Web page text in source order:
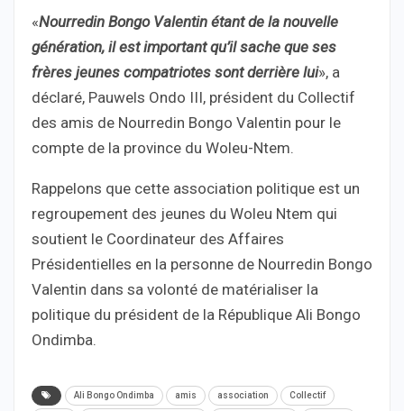
«Nourredin Bongo Valentin étant de la nouvelle
génération, il est important qu’il sache que ses
frères jeunes compatriotes sont derrière lui», a
déclaré, Pauwels Ondo III, président du Collectif
des amis de Nourredin Bongo Valentin pour le
compte de la province du Woleu-Ntem.
Rappelons que cette association politique est un
regroupement des jeunes du Woleu Ntem qui
soutient le Coordinateur des Affaires
Présidentielles en la personne de Nourredin Bongo
Valentin dans sa volonté de matérialiser la
politique du président de la République Ali Bongo
Ondimba.
Ali Bongo Ondimba amis association Collectif